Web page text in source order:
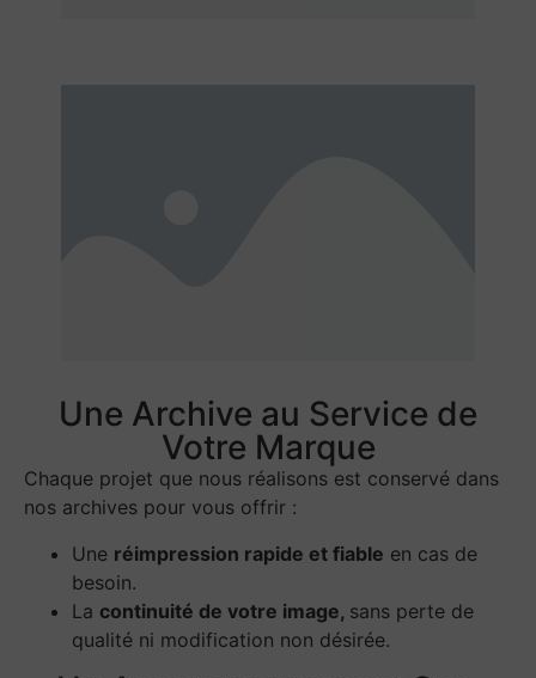
Une Archive au Service de
Votre Marque
Chaque projet que nous réalisons est conservé dans
nos archives pour vous offrir :
Une réimpression rapide et fiable en cas de
besoin.
La continuité de votre image, sans perte de
qualité ni modification non désirée.